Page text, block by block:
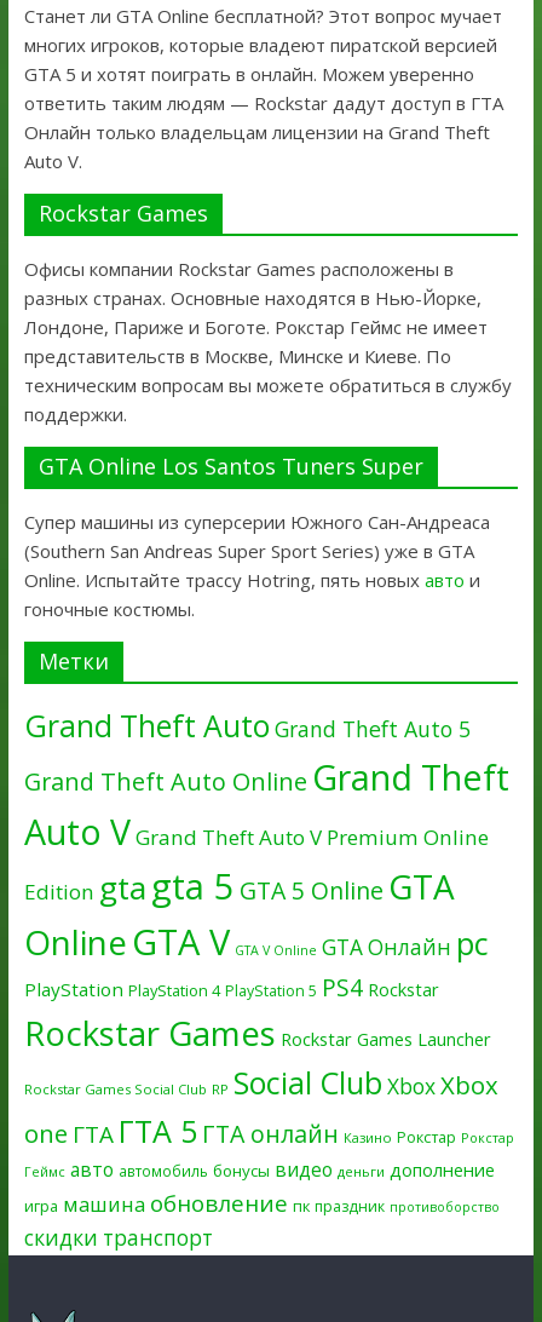
Станет ли GTA Online бесплатной? Этот вопрос мучает
многих игроков, которые владеют пиратской версией
GTA 5 и хотят поиграть в онлайн. Можем уверенно
ответить таким людям — Rockstar дадут доступ в ГТА
Онлайн только владельцам лицензии на Grand Theft
Auto V.
Rockstar Games
Офисы компании Rockstar Games расположены в
разных странах. Основные находятся в Нью-Йорке,
Лондоне, Париже и Боготе. Рокстар Геймс не имеет
представительств в Москве, Минске и Киеве. По
техническим вопросам вы можете обратиться в службу
поддержки.
GTA Online Los Santos Tuners Super
Супер машины из суперсерии Южного Сан-Андреаса
(Southern San Andreas Super Sport Series) уже в GTA
Online. Испытайте трассу Hotring, пять новых авто и
гоночные костюмы.
Метки
Grand Theft Auto Grand Theft Auto 5
Grand Theft Auto Online Grand Theft
Auto VGrand Theft Auto V Premium Online
Edition gtagta 5 GTA 5 Online GTA
OnlineGTA V GTA V Online GTA Онлайн pc
PlayStation PlayStation 4 PlayStation 5 PS4 Rockstar
Rockstar Games Rockstar Games Launcher
Rockstar Games Social Club RP Social Club XboxXbox
one ГТА ГТА 5 ГТА онлайн Казино Рокстар Рокстар
Геймс авто автомобиль бонусы видео деньги дополнение
игра машина обновление пк праздник противоборство
скидки транспорт